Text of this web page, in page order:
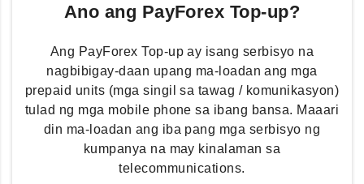
Ano ang PayForex Top-up?
Ang PayForex Top-up ay isang serbisyo na
nagbibigay-daan upang ma-loadan ang mga
prepaid units (mga singil sa tawag / komunikasyon)
tulad ng mga mobile phone sa ibang bansa. Maaari
din ma-loadan ang iba pang mga serbisyo ng
kumpanya na may kinalaman sa
telecommunications.